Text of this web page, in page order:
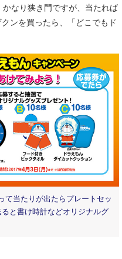
なり狭き門ですが、当たれば
ンを買ったら、「どこでもド
て当たりが出たらプレートセッ
と書け時計などオリジナルグ